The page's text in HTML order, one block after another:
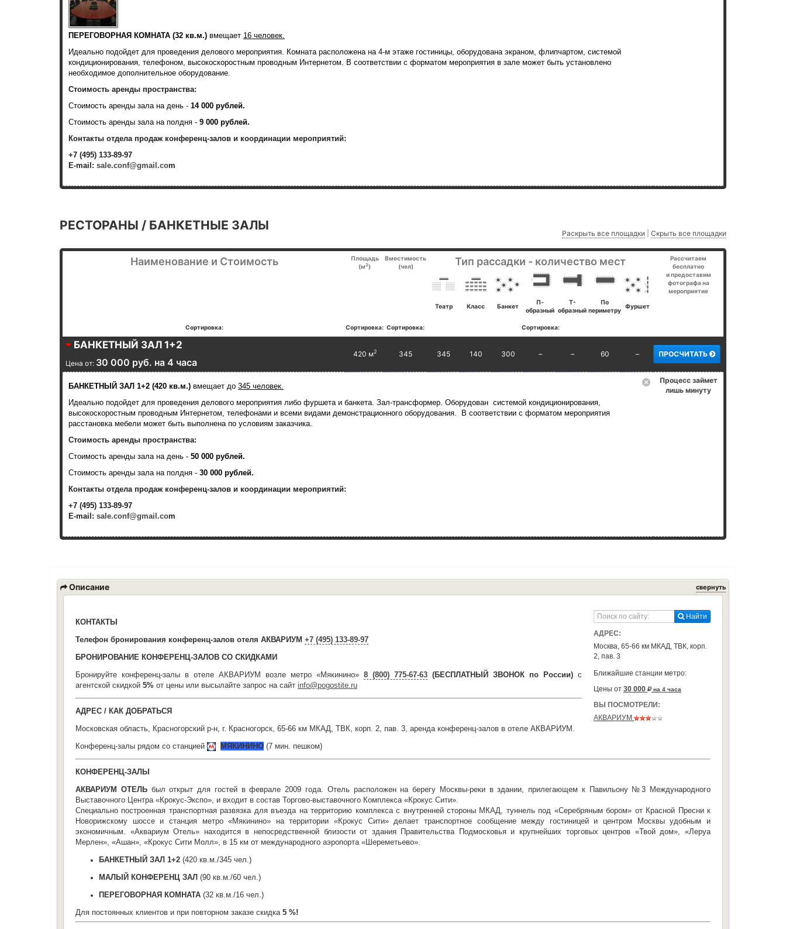
ПЕРЕГОВОРНАЯ КОМНАТА (32 кв.м.) вмещает 16 человек.
Идеально подойдет для проведения делового мероприятия. Комната расположена на 4-м этаже гостиницы, оборудована экраном, флипчартом, системой
кондиционирования, телефоном, высокоскоростным проводным Интернетом. В соответствии с форматом мероприятия в зале может быть установлено
необходимое дополнительное оборудование.
Стоимость аренды пространства:
Стоимость аренды зала на день - 14 000 рублей.
Стоимость аренды зала на полдня - 9 000 рублей.
Контакты отдела продаж конференц-залов и координации мероприятий:
+7 (495) 133-89-97
E-mail: sale.conf@gmail.com
РЕСТОРАНЫ / БАНКЕТНЫЕ ЗАЛЫ
Раскрыть все площадки Скрыть все площадки
Наименование и Стоимость
Площадь
(м2)
Вместимость
(чел)
Тип рассадки - количество мест
Рассчитаем
бесплатно
и предоставим
фотографа на
мероприятие
Театр Класс Банкет
П-
образный
Т-
образный
По
периметру
Фуршет
Сортировка: Сортировка: Сортировка: Сортировка:
БАНКЕТНЫЙ ЗАЛ 1+2
Цена от: 30 000 руб. на 4 часа
420 м2 345 345 140 300 – – 60 – ПРОСЧИТАТЬ
БАНКЕТНЫЙ ЗАЛ 1+2 (420 кв.м.) вмещает до 345 человек.
Идеально подойдет для проведения делового мероприятия либо фуршета и банкета. Зал-трансформер. Оборудован системой кондиционирования,
высокоскоростным проводным Интернетом, телефонами и всеми видами демонстрационного оборудования. В соответствии с форматом мероприятия
расстановка мебели может быть выполнена по условиям заказчика.
Стоимость аренды пространства:
Стоимость аренды зала на день - 50 000 рублей.
Стоимость аренды зала на полдня - 30 000 рублей.
Контакты отдела продаж конференц-залов и координации мероприятий:
+7 (495) 133-89-97
E-mail: sale.conf@gmail.com
Процесс займет
лишь минуту
свернуть
Описание
Найти
АДРЕС:
Москва, 65-66 км МКАД, ТВК, корп.
2, пав. 3
Ближайшие станции метро:
Цены от 30 000 на 4 часа
ВЫ ПОСМОТРЕЛИ:
АКВАРИУМ
КОНТАКТЫ
Телефон бронирования конференц-залов отеля АКВАРИУМ +7 (495) 133-89-97
БРОНИРОВАНИЕ КОНФЕРЕНЦ-ЗАЛОВ СО СКИДКАМИ
Бронируйте конференц-залы в отеле АКВАРИУМ возле метро «Мякинино» 8 (800) 775-67-63 (БЕСПЛАТНЫЙ ЗВОНОК по России) с
агентской скидкой 5% от цены или высылайте запрос на сайт info@pogostite.ru
АДРЕС / КАК ДОБРАТЬСЯ
Московская область, Красногорский р-н, г. Красногорск, 65-66 км МКАД, ТВК, корп. 2, пав. 3, аренда конференц-залов в отеле АКВАРИУМ.
Конференц-залы рядом со станцией
МЯКИНИНО (7 мин. пешком)
КОНФЕРЕНЦ-ЗАЛЫ
АКВАРИУМ ОТЕЛЬ был открыт для гостей в феврале 2009 года. Отель расположен на берегу Москвы-реки в здании, прилегающем к Павильону №3 Международного
Выставочного Центра «Крокус-Экспо», и входит в состав Торгово-выставочного Комплекса «Крокус Сити».
Специально построенная транспортная развязка для въезда на территорию комплекса с внутренней стороны МКАД, туннель под «Серебряным бором» от Красной Пресни к
Новорижскому шоссе и станция метро «Мякинино» на территории «Крокус Сити» делает транспортное сообщение между гостиницей и центром Москвы удобным и
экономичным. «Аквариум Отель» находится в непосредственной близости от здания Правительства Подмосковья и крупнейших торговых центров «Твой дом», «Леруа
Мерлен», «Ашан», «Крокус Сити Молл», в 15 км от международного аэропорта «Шереметьево».
БАНКЕТНЫЙ ЗАЛ 1+2 (420 кв.м./345 чел.)
МАЛЫЙ КОНФЕРЕНЦ ЗАЛ (90 кв.м./60 чел.)
ПЕРЕГОВОРНАЯ КОМНАТА (32 кв.м./16 чел.)
Для постоянных клиентов и при повторном заказе скидка 5 %!